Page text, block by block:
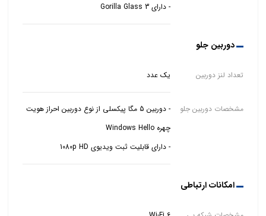
- دارای Gorilla Glass 3
دوربین جلو
تعداد لنز دوربین یک عدد
مشخصات دوربین جلو
- دوربین 5 مگا پیکسلی از نوع دوربین احراز هویت
چهره Windows Hello
- دارای قابلیت ثبت ویدیوی 1080p HD
امکانات ارتباطی